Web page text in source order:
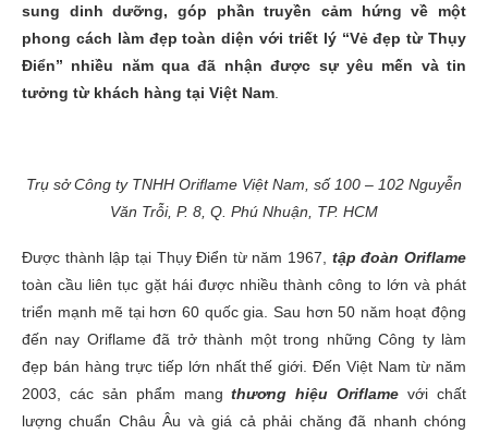
sung dinh dưỡng, góp phần truyền cảm hứng về một
phong cách làm đẹp toàn diện với triết lý “Vẻ đẹp từ Thụy
Điển” nhiều năm qua đã nhận được sự yêu mến và tin
tưởng từ khách hàng tại Việt Nam
Trụ sở Công ty TNHH Oriflame Việt Nam, số 100 – 102 Nguyễn
Văn Trỗi, P. 8, Q. Phú Nhuận, TP. HCM
Được thành lập tại Thụy Điển từ năm 1967, tập đoàn Oriflame
toàn cầu liên tục gặt hái được nhiều thành công to lớn và phát
triển mạnh mẽ tại hơn 60 quốc gia. Sau hơn 50 năm hoạt động
đến nay Oriflame đã trở thành một trong những Công ty làm
đẹp bán hàng trực tiếp lớn nhất thế giới. Đến Việt Nam từ năm
2003, các sản phẩm mangthương hiệu Oriflame với chất
lượng chuẩn Châu Âu và giá cả phải chăng đã nhanh chóng